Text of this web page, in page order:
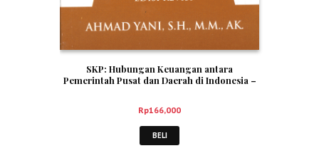
SKP: Hubungan Keuangan antara
Pemerintah Pusat dan Daerah di Indonesia –
Rp166,000
BELI